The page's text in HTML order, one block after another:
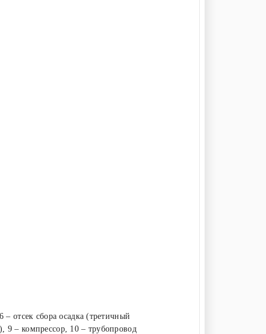
отсек сбора осадка (третичный
9 – компрессор, 10 – трубопровод